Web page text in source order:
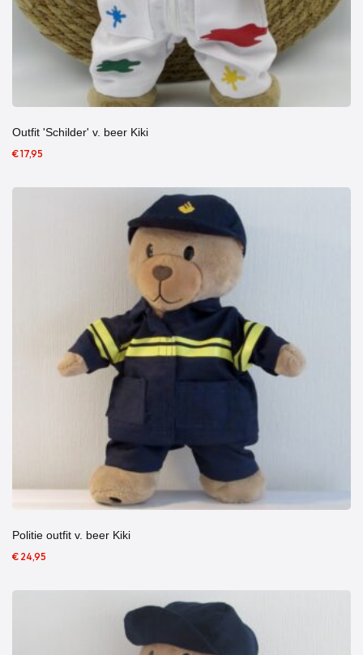
Outfit 'Schilder' v. beer Kiki
€ 17,95
Politie outfit v. beer Kiki
€ 24,95